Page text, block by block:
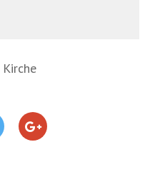
Kirche